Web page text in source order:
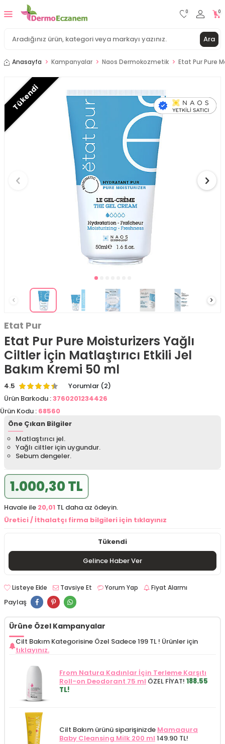
Ara
0 0
Anasayfa Kampanyalar Naos Dermokozmetik Etat Pur Pure
Tükendi
Etat Pur
Etat Pur Pure Moisturizers Yağlı
Ciltler İçin Matlaştırıcı Etkili Jel
Bakım Kremi 50 ml
4.5
Yorumlar (2)
Ürün Barkodu :3760201234426
Ürün Kodu : 68560
Öne Çıkan Bilgiler
Matlaştırıcı jel.
Yağlı ciltler için uygundur.
Sebum dengeler.
1.000,30 TL
Havale ile 20,01 TL daha az ödeyin.
Üretici / İthalatçı firma bilgileri için tıklayınız
Tükendi
Gelince Haber Ver
Listeye Ekle Tavsiye Et Yorum Yap Fiyat Alarmı
Paylaş
Ürüne Özel Kampanyalar
Cilt Bakım Kategorisine Özel Sadece 199 TL ! Ürünler için
tıklayınız.
From Natura Kadınlar İçin Terleme Karşıtı
Roll-on Deodorant 75 ml ÖZEL FİYAT! 188.55
TL!
Cilt Bakım ürünü siparişinizde Mamaaura
Baby Cleansing Milk 200 ml 149.90 TL!